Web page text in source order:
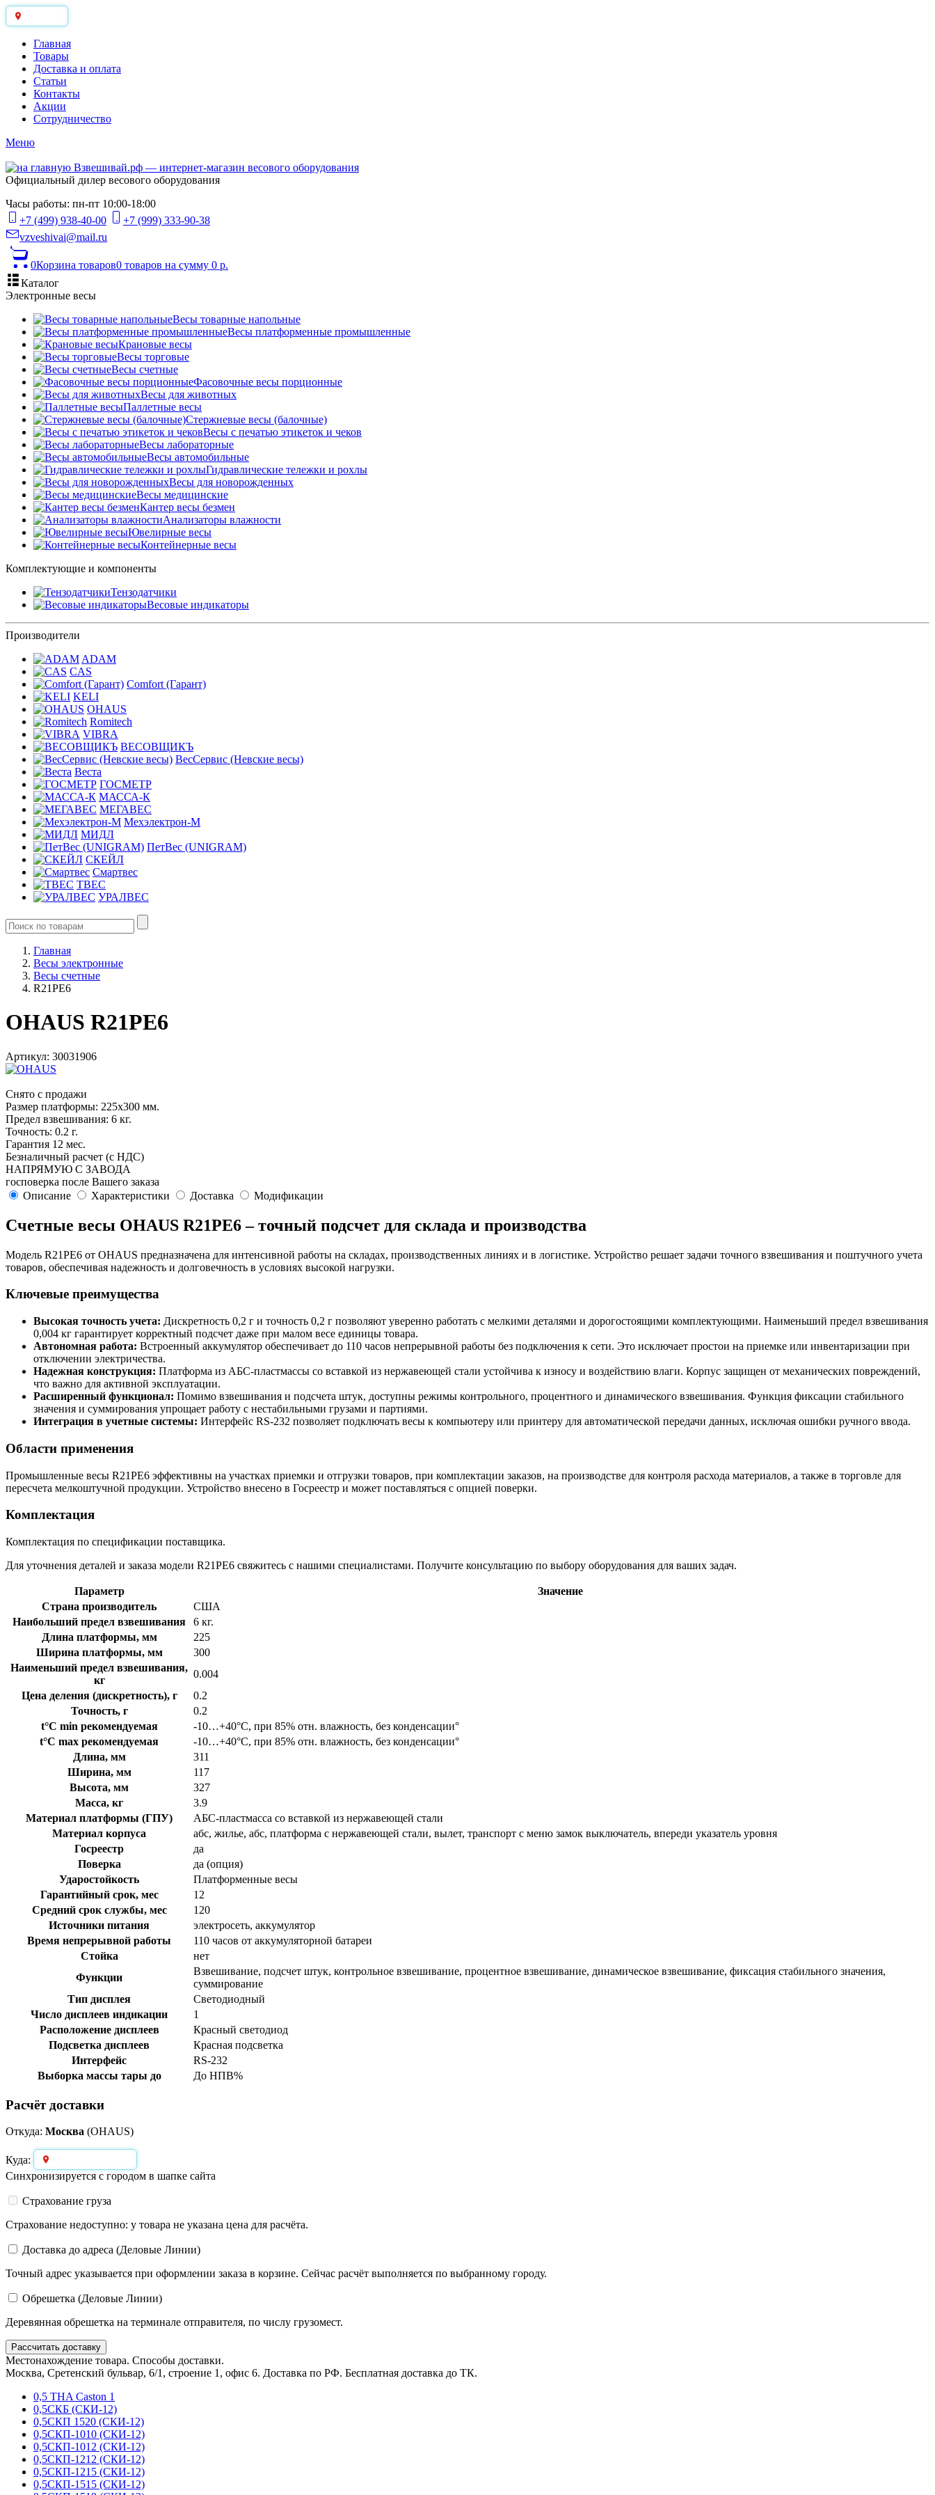
Главная
Товары
Доставка и оплата
Статьи
Контакты
Акции
Сотрудничество
Меню
Официальный дилер весового оборудования
Часы работы: пн-пт 10:00-18:00
+7 (499) 938-40-00
+7 (999) 333-90-38
vzveshivai@mail.ru
0Корзина товаров0 товаров на сумму 0 р.
Каталог
Электронные весы
Весы товарные напольные
Весы платформенные промышленные
Крановые весы
Весы торговые
Весы счетные
Фасовочные весы порционные
Весы для животных
Паллетные весы
Стержневые весы (балочные)
Весы c печатью этикеток и чеков
Весы лабораторные
Весы автомобильные
Гидравлические тележки и рохлы
Весы для новорожденных
Весы медицинские
Кантер весы безмен
Анализаторы влажности
Ювелирные весы
Контейнерные весы
Комплектующие и компоненты
Тензодатчики
Весовые индикаторы
Производители
ADAM
CAS
Comfort (Гарант)
KELI
OHAUS
Romitech
VIBRA
ВЕСОВЩИКЪ
ВесСервис (Невские весы)
Веста
ГОСМЕТР
МАССА-К
МЕГАВЕС
Мехэлектрон-М
МИДЛ
ПетВес (UNIGRAM)
СКЕЙЛ
Смартвес
ТВЕС
УРАЛВЕС
Главная
Весы электронные
Весы счетные
R21PE6
OHAUS R21PE6
Артикул: 30031906
Снято с продажи
Размер платформы: 225х300 мм.
Предел взвешивания: 6 кг.
Точность: 0.2 г.
Гарантия 12 мес.
Безналичный расчет (с НДС)
НАПРЯМУЮ С ЗАВОДА
госповерка после Вашего заказа
Описание
Характеристики Доставка Модификации
Счетные весы OHAUS R21PE6 – точный подсчет для склада и производства
Модель R21PE6 от OHAUS предназначена для интенсивной работы на складах, производственных линиях и в логистике. Устройство решает задачи точного взвешивания и поштучного учета
товаров, обеспечивая надежность и долговечность в условиях высокой нагрузки.
Ключевые преимущества
Высокая точность учета: Дискретность 0,2 г и точность 0,2 г позволяют уверенно работать с мелкими деталями и дорогостоящими комплектующими. Наименьший предел взвешивания
0,004 кг гарантирует корректный подсчет даже при малом весе единицы товара.
Автономная работа: Встроенный аккумулятор обеспечивает до 110 часов непрерывной работы без подключения к сети. Это исключает простои на приемке или инвентаризации при
отключении электричества.
Надежная конструкция: Платформа из АБС-пластмассы со вставкой из нержавеющей стали устойчива к износу и воздействию влаги. Корпус защищен от механических повреждений,
что важно для активной эксплуатации.
Расширенный функционал: Помимо взвешивания и подсчета штук, доступны режимы контрольного, процентного и динамического взвешивания. Функция фиксации стабильного
значения и суммирования упрощает работу с нестабильными грузами и партиями.
Интеграция в учетные системы: Интерфейс RS-232 позволяет подключать весы к компьютеру или принтеру для автоматической передачи данных, исключая ошибки ручного ввода.
Области применения
Промышленные весы R21PE6 эффективны на участках приемки и отгрузки товаров, при комплектации заказов, на производстве для контроля расхода материалов, а также в торговле для
пересчета мелкоштучной продукции. Устройство внесено в Госреестр и может поставляться с опцией поверки.
Комплектация
Комплектация по спецификации поставщика.
Для уточнения деталей и заказа модели R21PE6 свяжитесь с нашими специалистами. Получите консультацию по выбору оборудования для ваших задач.
Параметр
Значение
Страна производитель
США
Наибольший предел взвешивания
6 кг.
Длина платформы, мм
225
Ширина платформы, мм
300
Наименьший предел взвешивания,
кг
0.004
Цена деления (дискретность), г
0.2
Точность, г
0.2
t°C min рекомендуемая
-10…+40°C, при 85% отн. влажность, без конденсации°
t°C max рекомендуемая
-10…+40°C, при 85% отн. влажность, без конденсации°
Длина, мм
311
Ширина, мм
117
Высота, мм
327
Масса, кг
3.9
Материал платформы (ГПУ)
АБС-пластмасса со вставкой из нержавеющей стали
Материал корпуса
абс, жилье, абс, платформа с нержавеющей стали, вылет, транспорт с меню замок выключатель, впереди указатель уровня
Госреестр
да
Поверка
да (опция)
Ударостойкость
Платформенные весы
Гарантийный срок, мес
12
Средний срок службы, мес
120
Источники питания
электросеть, аккумулятор
Время непрерывной работы
110 часов от аккумуляторной батареи
Стойка
нет
Функции
Взвешивание, подсчет штук, контрольное взвешивание, процентное взвешивание, динамическое взвешивание, фиксация стабильного значения,
суммирование
Тип дисплея
Светодиодный
Число дисплеев индикации
1
Расположение дисплеев
Красный светодиод
Подсветка дисплеев
Красная подсветка
Интерфейс
RS-232
Выборка массы тары до
До НПВ%
Расчёт доставки
Откуда: Москва (OHAUS)
Куда:
Синхронизируется с городом в шапке сайта
Страхование груза
Страхование недоступно: у товара не указана цена для расчёта.
Доставка до адреса (Деловые Линии)
Точный адрес указывается при оформлении заказа в корзине. Сейчас расчёт выполняется по выбранному городу.
Обрешетка (Деловые Линии)
Деревянная обрешетка на терминале отправителя, по числу грузомест.
Рассчитать доставку
Местонахождение товара. Способы доставки.
Москва, Сретенский бульвар, 6/1, строение 1, офис 6. Доставка по РФ. Бесплатная доставка до ТК.
0,5 THA Caston 1
0,5СКБ (СКИ-12)
0,5СКП 1520 (СКИ-12)
0,5СКП-1010 (СКИ-12)
0,5СКП-1012 (СКИ-12)
0,5СКП-1212 (СКИ-12)
0,5СКП-1215 (СКИ-12)
0,5СКП-1515 (СКИ-12)